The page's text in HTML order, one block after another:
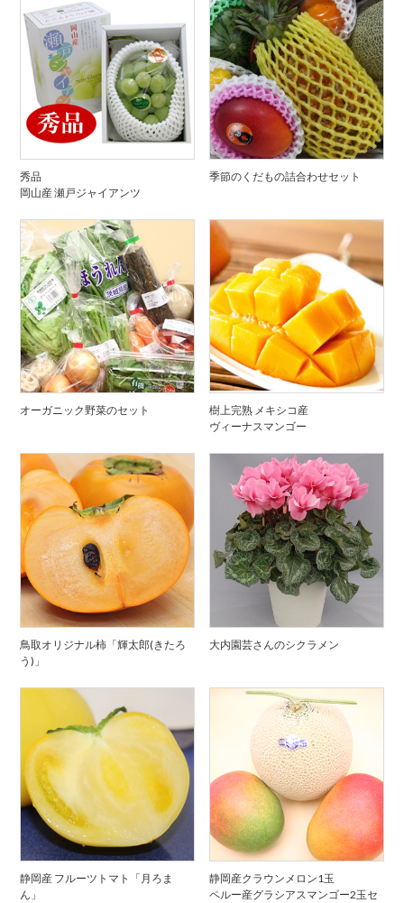
秀品
岡山産 瀬戸ジャイアンツ
季節のくだもの詰合わせセット
オーガニック野菜のセット
樹上完熟 メキシコ産
ヴィーナスマンゴー
鳥取オリジナル柿「輝太郎(きたろ
う)」
大内園芸さんのシクラメン
静岡産 フルーツトマト「月ろま
ん」
静岡産クラウンメロン1玉
ペルー産グラシアスマンゴー2玉セ